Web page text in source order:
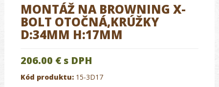
MONTÁŽ NA BROWNING X-
BOLT OTOČNÁ,KRÚŽKY
D:34MM H:17MM
206.00 € s DPH
Kód produktu: 15-3D17